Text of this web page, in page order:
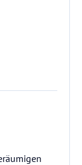
täglich mit